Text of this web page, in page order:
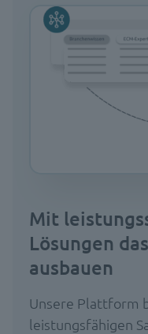
Mit
Lösungen
ausbauen
Unsere Plattform
leistungsfähigen